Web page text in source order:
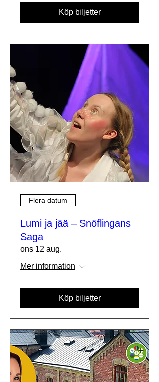
Köp biljetter
Flera datum
Lumi ja jää – Snöflingans
Saga
ons 12 aug.
Mer information
Köp biljetter